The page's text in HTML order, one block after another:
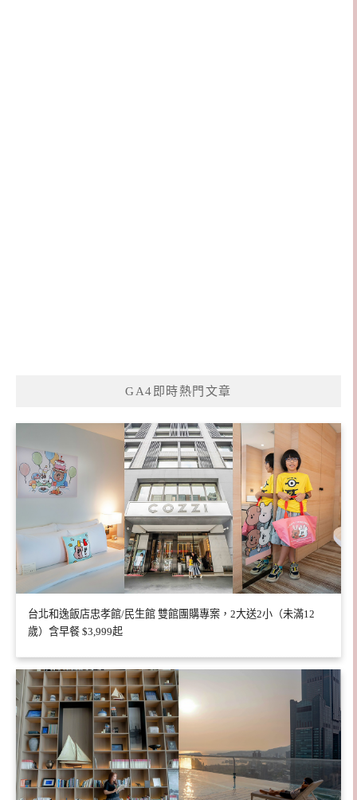
GA4即時熱門文章
台北和逸飯店忠孝館/民生館 雙館團購專案，2大送2小（未滿12
歲）含早餐 $3,999起